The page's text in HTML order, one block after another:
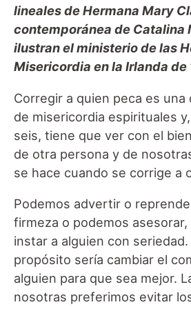
lineales de Hermana Mary
contemporánea de Catalina
ilustran el ministerio de las
Misericordia en la Irlanda de
Corregir a quien peca es una
de misericordia espirituales
seis, tiene que ver con el
de otra persona y de
se hace cuando se corrige a
Podemos advertir o
firmeza o podemos asesorar,
instar a alguien con
propósito sería cambiar el
alguien para que sea mejor.
nosotras preferimos evitar